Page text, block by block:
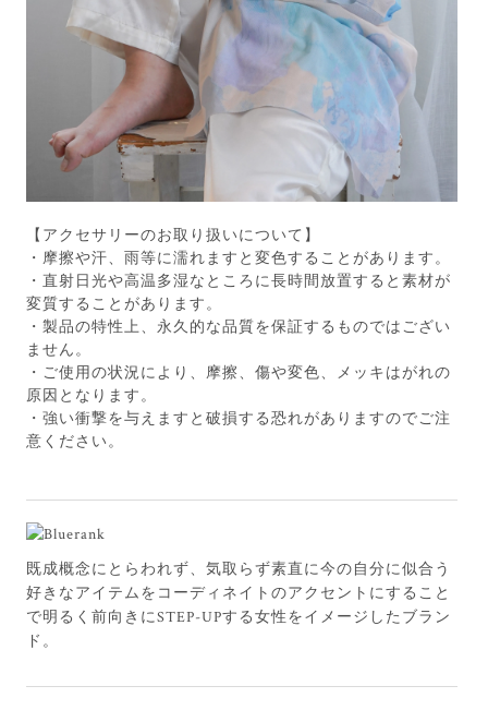
【アクセサリーのお取り扱いについて】
・摩擦や汗、雨等に濡れますと変色することがあります。
・直射日光や高温多湿なところに長時間放置すると素材が
変質することがあります。
・製品の特性上、永久的な品質を保証するものではござい
ません。
・ご使用の状況により、摩擦、傷や変色、メッキはがれの
原因となります。
・強い衝撃を与えますと破損する恐れがありますのでご注
意ください。
既成概念にとらわれず、気取らず素直に今の自分に似合う
好きなアイテムをコーディネイトのアクセントにすること
で明るく前向きにSTEP-UPする女性をイメージしたブラン
ド。